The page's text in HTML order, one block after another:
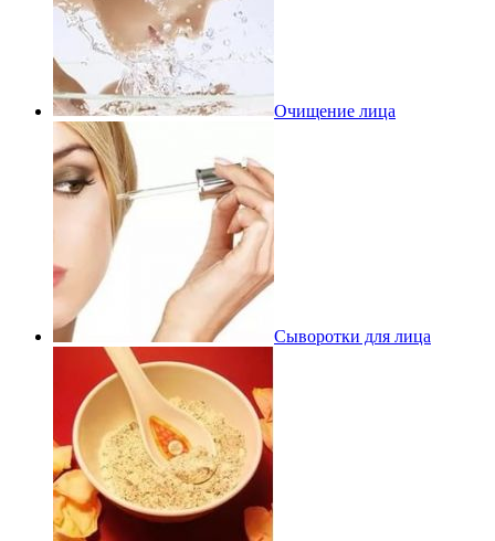
Очищение лица
Сыворотки для лица